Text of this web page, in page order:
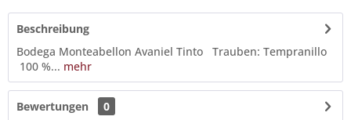
Beschreibung
Bodega Monteabellon Avaniel Tinto Trauben: Tempranillo
100 %... mehr
Bewertungen
0